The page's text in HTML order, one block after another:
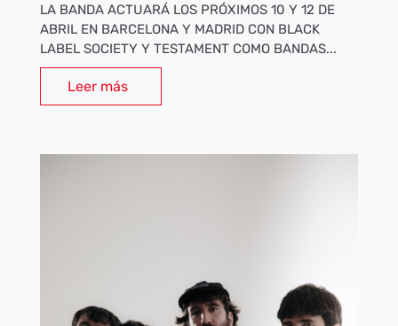
LA BANDA ACTUARÁ LOS PRÓXIMOS 10 Y 12 DE
ABRIL EN BARCELONA Y MADRID CON BLACK
LABEL SOCIETY Y TESTAMENT COMO BANDAS...
Leer más